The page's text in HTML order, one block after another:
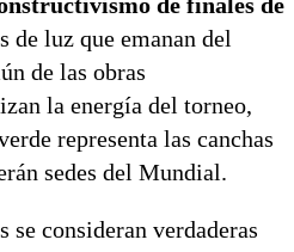
de luz que emanan del
de las obras
la energía del torneo,
representa las canchas
sedes del Mundial.
consideran verdaderas